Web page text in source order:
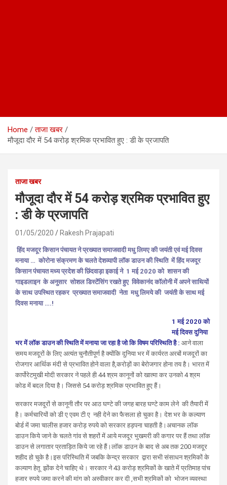
Home
ताजा खबर
मौजूदा दौर में 54 करोड़ श्रमिक प्रभावित हुए : डी के प्रजापति
ताजा खबर
मौजूदा दौर में 54 करोड़ श्रमिक प्रभावित हुए
: डी के प्रजापति
01/05/2020 Rakesh Prajapati
हिंद मजदूर किसान पंचायत ने प्रख्यात समाजवादी मधु लिमए की जयंती एवं मई दिवस
मनाया … कोरोना संक्रमण के चलते देशव्यापी लॉक डाउन की स्थिति में हिंद मजदूर
किसान पंचायत मध्य प्रदेश की छिंदवाड़ा इकाई ने 1 मई 2020 को शासन की
गाइडलाइन के अनुसार सोशल डिस्टेंसिंग रखते हुए विवेकानंद कॉलोनी में अपने साथियों
के साथ उपस्थित रहकर प्रख्यात समाजवादी नेता मधु लिमये की जयंती के साथ मई
दिवस मनाया ….!
1 मई 2020 को
मई दिवस दुनिया
भर में लॉक डाउन की स्थिति में मनाया जा रहा है जो कि विषम परिस्थिति है : आने वाला
समय मजदूरों के लिए अत्यंत चुनौतीपूर्ण है क्योंकि दुनिया भर में कार्यरत अरबों मजदूरों का
रोजगार आर्थिक मंदी से प्रभावित होने वाला है,करोड़ों का बेरोजगार होना तय है। भारत में
कार्पोरेटमुखी मोदी सरकार ने पहले ही 44 श्रम कानूनों को खात्मा कर उनको 4 श्रम
कोड में बदल दिया है। जिससे 54 करोड़ श्रमिक प्रभावित हुए हैं।
सरकार मजदूरों से कानूनी तौर पर आठ घण्टे की जगह बारह घण्टे काम लेने की तैयारी में
है। कर्मचारियों को डी ए एवम टी ए नही देने का फैसला हो चुका है। देश भर के कल्याण
बोर्ड में जमा चालीस हजार करोड़ रुपये को सरकार हड़पना चाहती है।अचानक लॉक
डाउन किये जाने के चलते गांव से शहरों में आये मजदूर भुखमरी की कगार पर हैं तथा लॉक
डाउन से लगातार प्रताड़ित किये जा रहे हैं।लॉक डाउन के बाद से अब तक 200 मजदूर
शहीद हो चुके है।इस परिस्थिति में जबकि केन्द्र सरकार द्वारा सभी संसाधन श्रमिकों के
कल्याण हेतू झोंक देने चाहिए थे। सरकार ने 43 करोड़ श्रमिकों के खाते में प्रतिमाह पांच
हजार रुपये जमा करने की मांग को अस्वीकार कर दी ,सभी श्रमिकों को भोजन व्यवस्था